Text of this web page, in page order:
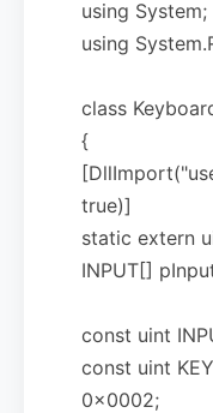
using System;
using
class
{
true)]
static extern
INPUT[]
const uint
const uint
0x0002;